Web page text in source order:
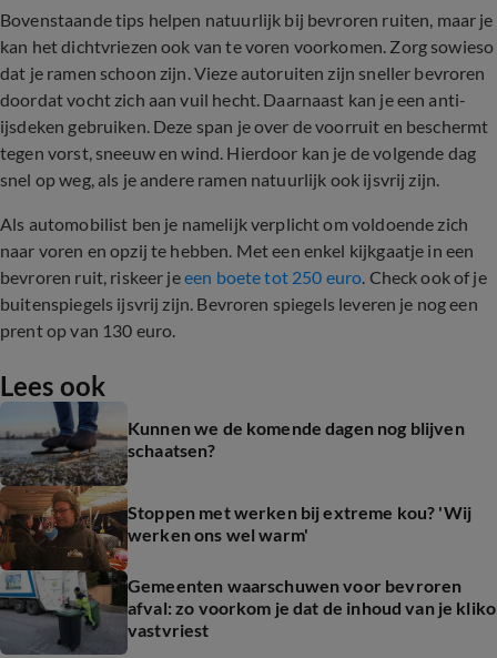
Bovenstaande tips helpen natuurlijk bij bevroren ruiten, maar je
kan het dichtvriezen ook van te voren voorkomen. Zorg sowieso
dat je ramen schoon zijn. Vieze autoruiten zijn sneller bevroren
doordat vocht zich aan vuil hecht. Daarnaast kan je een anti-
ijsdeken gebruiken. Deze span je over de voorruit en beschermt
tegen vorst, sneeuw en wind. Hierdoor kan je de volgende dag
snel op weg, als je andere ramen natuurlijk ook ijsvrij zijn.
Als automobilist ben je namelijk verplicht om voldoende zich
naar voren en opzij te hebben. Met een enkel kijkgaatje in een
bevroren ruit, riskeer jeeen boete tot 250 euro. Check ook of je
buitenspiegels ijsvrij zijn. Bevroren spiegels leveren je nog een
prent op van 130 euro.
Lees ook
Kunnen we de komende dagen nog blijven
schaatsen?
Stoppen met werken bij extreme kou? 'Wij
werken ons wel warm'
Gemeenten waarschuwen voor bevroren
afval: zo voorkom je dat de inhoud van je kliko
vastvriest